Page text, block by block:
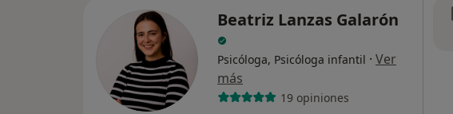
Beatriz Lanzas Galarón
Psicóloga, Psicóloga infantil · Ver
más
19 opiniones